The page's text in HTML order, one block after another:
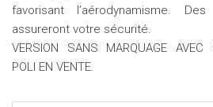
favorisant l’aérodynamisme.
assureront votre sécurité.
VERSION SANS MARQUAGE AVEC
POLI EN VENTE.